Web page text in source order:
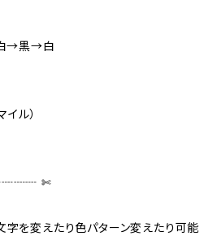
→黒→白
ル）
✄‬
字を変えたり色パターン変えたり可能